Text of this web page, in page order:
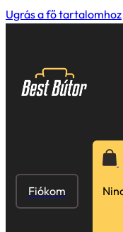
Ugrás a fő tartalomhoz
Fiókom